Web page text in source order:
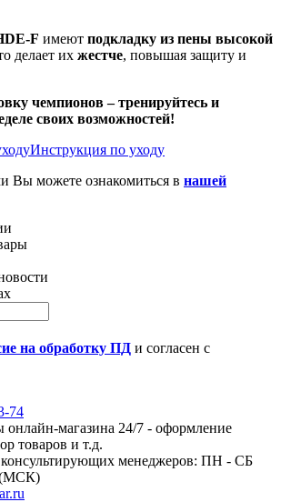
F имеют подкладку из пены высокой
делает их жестче, повышая защиту и
чемпионов – тренируйтесь и
своих возможностей!
Инструкция по уходу
Вы можете ознакомиться в нашей
на обработку ПД и согласен с
74
онлайн-магазина 24/7 - оформление
товаров и т.д.
менеджеров: ПН - СБ
(МСК)